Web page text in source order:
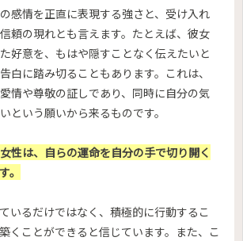
感情を正直に表現する強さと、受け入れ
頼の現れとも言えます。たとえば、彼女
好意を、もはや隠すことなく伝えたいと
白に踏み切ることもあります。これは、
情や尊敬の証しであり、同時に自分の気
という願いから来るものです。
性は、自らの運命を自分の手で切り開く
。
いるだけではなく、積極的に行動するこ
くことができると信じています。また、こ